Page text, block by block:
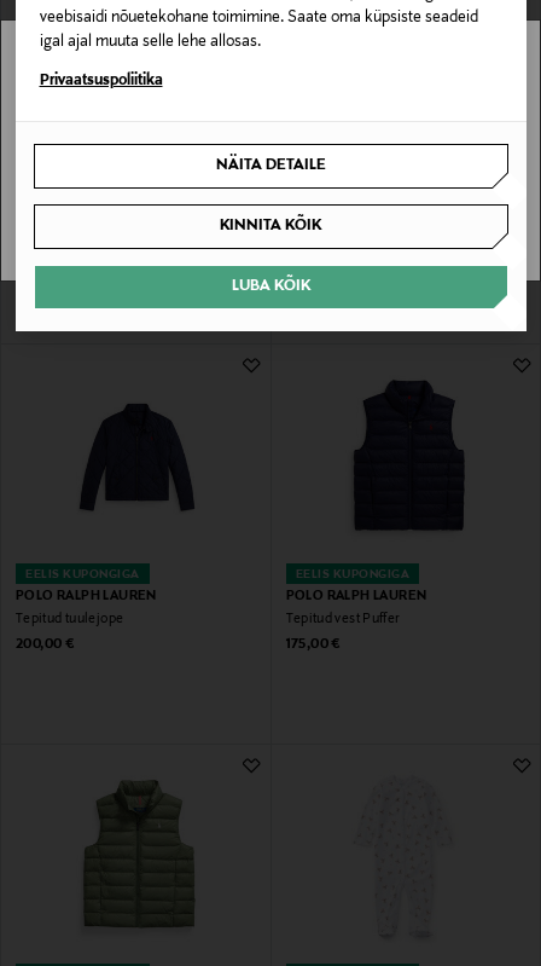
veebisaidi nõuetekohane toimimine. Saate oma küpsiste seadeid
igal ajal muuta selle lehe allosas.
Privaatsuspoliitika
NÄITA DETAILE
KINNITA KÕIK
LUBA KÕIK
275,00 €
Teksavest
135,00 €
EELIS KUPONGIGA
POLO RALPH LAUREN
Tepitud tuulejope
Original Price
200,00 €
EELIS KUPONGIGA
POLO RALPH LAUREN
Tepitud vest Puffer
Original Price
175,00 €
Stockmann pole Sinu riigis saadaval.
SAAN ARU